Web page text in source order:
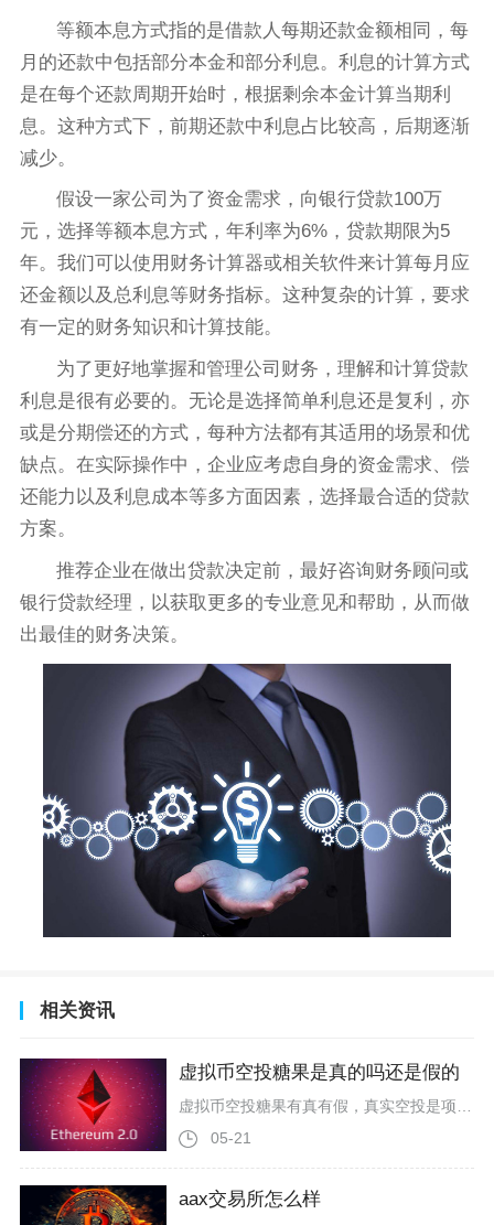
等额本息方式指的是借款人每期还款金额相同，每
月的还款中包括部分本金和部分利息。利息的计算方式
是在每个还款周期开始时，根据剩余本金计算当期利
息。这种方式下，前期还款中利息占比较高，后期逐渐
减少。
假设一家公司为了资金需求，向银行贷款100万
元，选择等额本息方式，年利率为6%，贷款期限为5
年。我们可以使用财务计算器或相关软件来计算每月应
还金额以及总利息等财务指标。这种复杂的计算，要求
有一定的财务知识和计算技能。
为了更好地掌握和管理公司财务，理解和计算贷款
利息是很有必要的。无论是选择简单利息还是复利，亦
或是分期偿还的方式，每种方法都有其适用的场景和优
缺点。在实际操作中，企业应考虑自身的资金需求、偿
还能力以及利息成本等多方面因素，选择最合适的贷款
方案。
推荐企业在做出贷款决定前，最好咨询财务顾问或
银行贷款经理，以获取更多的专业意见和帮助，从而做
出最佳的财务决策。
相关资讯
虚拟币空投糖果是真的吗还是假的
05-21
aax交易所怎么样